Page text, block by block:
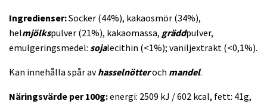
Ingredienser:Socker (44%), kakaosmör (34%),
helmjölkspulver (21%), kakaomassa, gräddpulver,
emulgeringsmedel: sojalecithin (<1%); vaniljextrakt (<0,1%).
Kan innehålla spår avhasselnötteroch mandel.
Näringsvärde per 100g:energi: 2509 kJ / 602 kcal, fett: 41g,